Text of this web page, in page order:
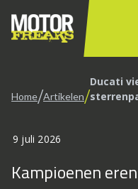
Home/Artikelen/Ducati
9 juli 2026
Kampioenen